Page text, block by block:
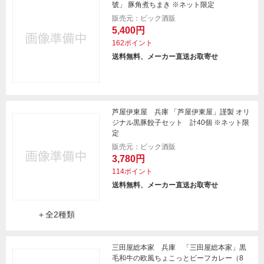
號」 豚角煮ちまき ※ネット限定
販売元：ビック酒販
5,400円
162ポイント
送料無料、メーカー直送お取寄せ
＋全2種類
芦屋伊東屋 兵庫 「芦屋伊東屋」謹製 オリ
ジナル黒豚餃子セット 計40個 ※ネット限
定
販売元：ビック酒販
3,780円
114ポイント
送料無料、メーカー直送お取寄せ
三田屋総本家 兵庫 「三田屋総本家」黒
毛和牛の欧風ちょこっとビーフカレー（8